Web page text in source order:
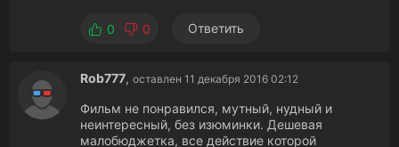
0 0 Ответить
Rob777, оставлен 11 декабря 2016 02:12
Фильм не понравился, мутный, нудный и
неинтересный, без изюминки. Дешевая
малобюджетка, все действие которой